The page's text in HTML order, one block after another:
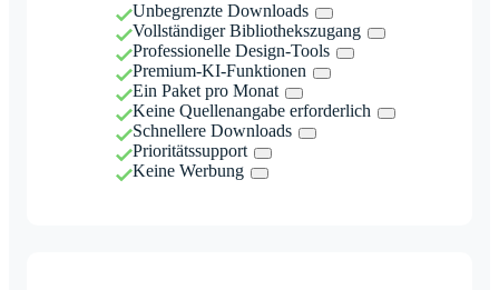
Unbegrenzte Downloads
Vollständiger Bibliothekszugang
Professionelle Design-Tools
Premium-KI-Funktionen
Ein Paket pro Monat
Keine Quellenangabe erforderlich
Schnellere Downloads
Prioritätssupport
Keine Werbung